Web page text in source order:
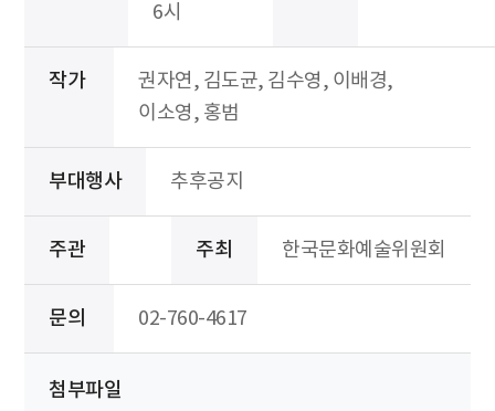
6시
작가
권자연, 김도균, 김수영, 이배경,
이소영, 홍범
부대행사 추후공지
주관 주최 한국문화예술위원회
문의 02-760-4617
첨부파일